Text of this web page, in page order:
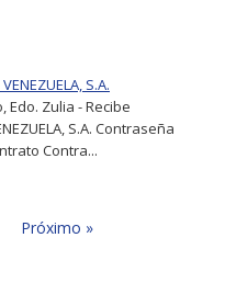
S.A.
Edo. Zulia - Recibe
S.A. Contraseña
Contra...
Próximo »